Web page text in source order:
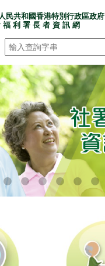
民共和國香港特別行政區政府
福 利 署 長 者 資 訊 網
搜尋 *
訊網